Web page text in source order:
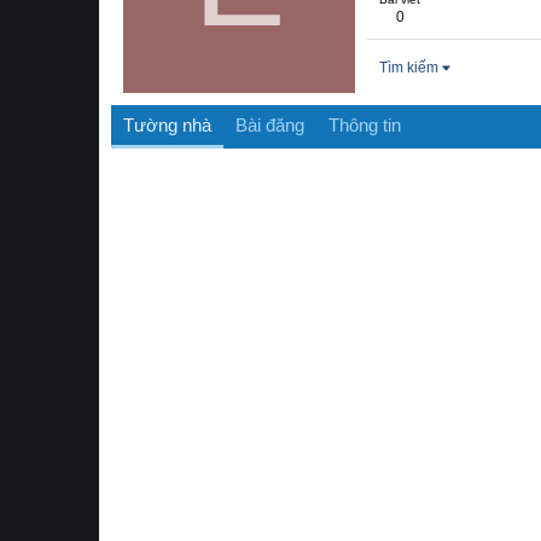
0
Tìm kiếm
Tường nhà Bài đăng Thông tin